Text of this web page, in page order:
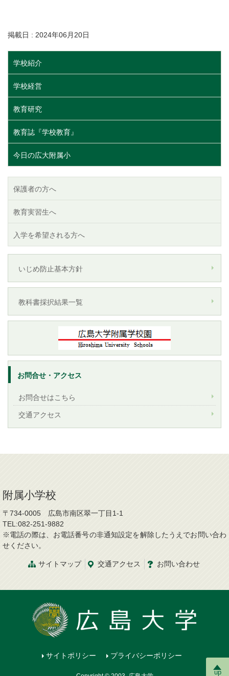
掲載日 : 2024年06月20日
学校紹介
学校経営
教育研究
教育誌『学校教育』
今日の広大附属小
保護者の方へ
教育実習生へ
入学を希望される方へ
いじめ防止基本方針
教科書採択結果一覧
お問合せ・アクセス
お問合せはこちら
交通アクセス
up
附属小学校
〒734-0005 広島市南区翠一丁目1-1
TEL:082-251-9882
※電話の際は、お電話番号の非通知設定を解除したうえでお問い合わ
せください。
サイトマップ 交通アクセス お問い合わせ
サイトポリシー プライバシーポリシー